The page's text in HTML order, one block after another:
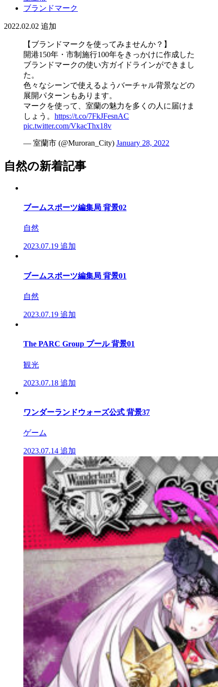
ブランドマーク
2022.02.02 追加
【ブランドマークを使ってみませんか？】
開港150年・市制施行100年をきっかけに作成した
ブランドマークの使い方ガイドラインができまし
た。
色々なシーンで使えるようバーチャル背景などの
展開パターンもあります。
マークを使って、室蘭の魅力を多くの人に届けま
しょう。 https://t.co/7FkJFesnAC
pic.twitter.com/VkacThx18v
— 室蘭市 (@Muroran_City) January 28, 2022
自然の新着記事
ブームスポーツ編集局 背景02
自然
2023.07.19 追加
ブームスポーツ編集局 背景01
自然
2023.07.19 追加
The PARC Group プール 背景01
観光
2023.07.18 追加
ワンダーランドウォーズ公式 背景37
ゲーム
2023.07.14 追加